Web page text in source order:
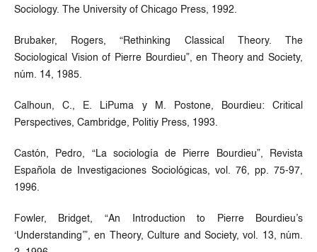
Sociology. The University of Chicago Press, 1992.
Brubaker, Rogers, “Rethinking Classical Theory. The
Sociological Vision of Pierre Bourdieu”, en Theory and Society,
núm. 14, 1985.
Calhoun, C., E. LiPuma y M. Postone, Bourdieu: Critical
Perspectives, Cambridge, Politiy Press, 1993.
Castón, Pedro, “La sociología de Pierre Bourdieu”, Revista
Española de Investigaciones Sociológicas, vol. 76, pp. 75-97,
1996.
Fowler, Bridget, “An Introduction to Pierre Bourdieu’s
‘Understanding’”, en Theory, Culture and Society, vol. 13, núm.